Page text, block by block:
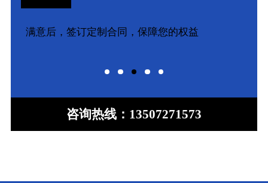
根据工程图纸、技术参数定制产品，验收完工
咨询热线： 13507271573